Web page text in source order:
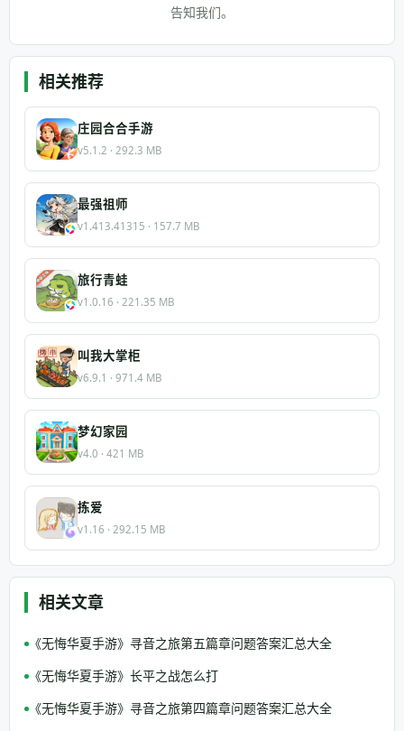
告知我们。
相关推荐
庄园合合手游
v5.1.2 · 292.3 MB
最强祖师
v1.413.41315 · 157.7 MB
旅行青蛙
v1.0.16 · 221.35 MB
叫我大掌柜
v6.9.1 · 971.4 MB
梦幻家园
v4.0 · 421 MB
拣爱
v1.16 · 292.15 MB
相关文章
《无悔华夏手游》寻音之旅第五篇章问题答案汇总大全
《无悔华夏手游》长平之战怎么打
《无悔华夏手游》寻音之旅第四篇章问题答案汇总大全